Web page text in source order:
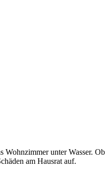
unter Wasser.
am Hausrat auf.